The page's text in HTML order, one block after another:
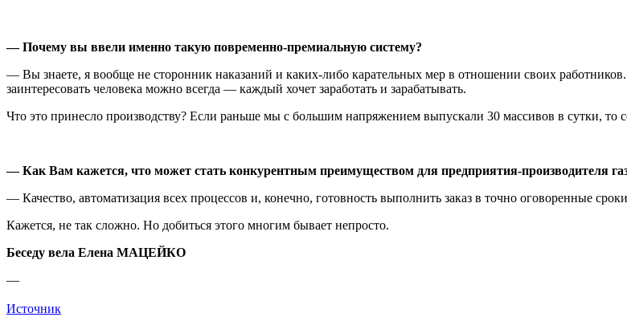
— Почему вы ввели именно такую повременно-премиальную систему?
— Вы знаете, я вообще не сторонник наказаний и каких-либо карательных мер в отношении своих
заинтересовать человека можно всегда — каждый хочет заработать и зарабатывать.
Что это принесло производству? Если раньше мы с большим напряжением выпускали 30 массивов в сутки, то
— Как Вам кажется, что может стать конкурентным преимуществом для предприятия-производителя
— Качество, автоматизация всех процессов и, конечно, готовность выполнить заказ в точно оговоренные
Кажется, не так сложно. Но добиться этого многим бывает непросто.
Беседу вела Елена МАЦЕЙКО
—
Источник